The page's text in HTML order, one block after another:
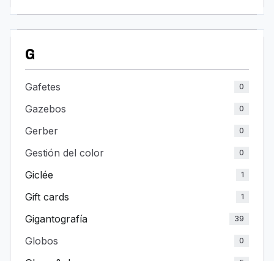
G
Gafetes 0
Gazebos 0
Gerber 0
Gestión del color 0
Giclée 1
Gift cards 1
Gigantografía 39
Globos 0